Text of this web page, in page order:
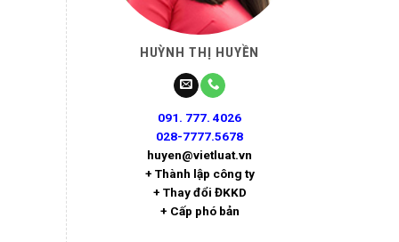
HUỲNH THỊ HUYỀN
091. 777. 4026
028-7777.5678
huyen@vietluat.vn
+ Thành lập công ty
+ Thay đổi ĐKKD
+ Cấp phó bản